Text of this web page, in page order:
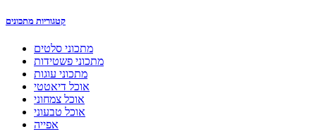
קטגוריות מתכונים
מתכוני סלטים
מתכוני פשטידות
מתכוני עוגות
אוכל דיאטטי
אוכל צמחוני
אוכל טבעוני
אפייה